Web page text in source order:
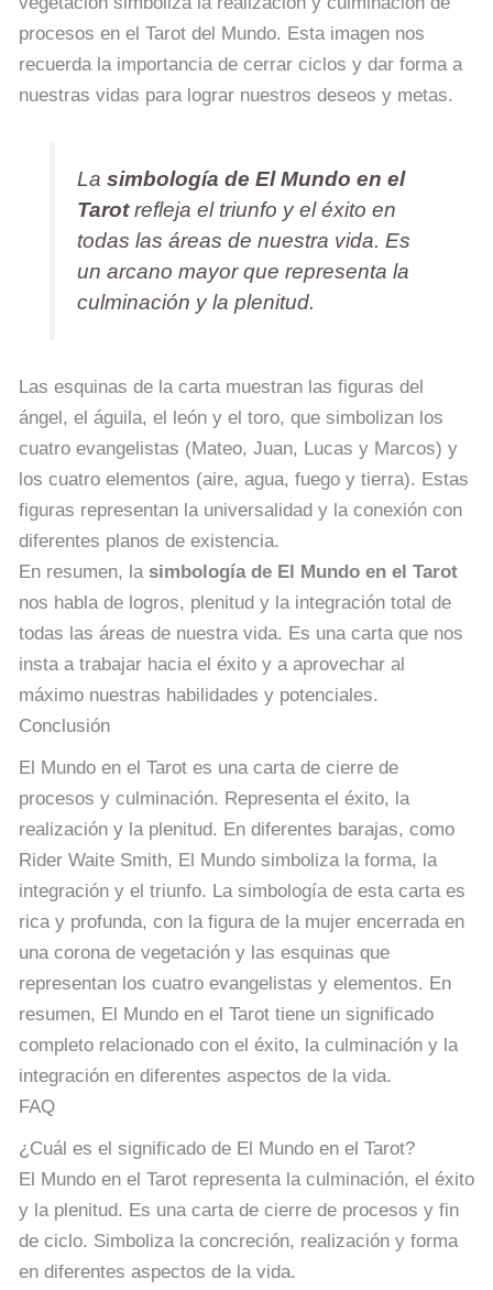
procesos en el Tarot del Mundo. Esta imagen nos
recuerda la importancia de cerrar ciclos y dar forma a
nuestras vidas para lograr nuestros deseos y metas.
Lasimbología de El Mundo en el
Tarotrefleja el triunfo y el éxito en
todas las áreas de nuestra vida. Es
un arcano mayor que representa la
culminación y la plenitud.
Las esquinas de la carta muestran las figuras del
ángel, el águila, el león y el toro, que simbolizan los
cuatro evangelistas (Mateo, Juan, Lucas y Marcos) y
los cuatro elementos (aire, agua, fuego y tierra). Estas
figuras representan la universalidad y la conexión con
diferentes planos de existencia.
En resumen, la simbología de El Mundo en el Tarot
nos habla de logros, plenitud y la integración total de
todas las áreas de nuestra vida. Es una carta que nos
insta a trabajar hacia el éxito y a aprovechar al
máximo nuestras habilidades y potenciales.
Conclusión
El Mundo en el Tarot es una carta de cierre de
procesos y culminación. Representa el éxito, la
realización y la plenitud. En diferentes barajas, como
Rider Waite Smith, El Mundo simboliza la forma, la
integración y el triunfo. La simbología de esta carta es
rica y profunda, con la figura de la mujer encerrada en
una corona de vegetación y las esquinas que
representan los cuatro evangelistas y elementos. En
resumen, El Mundo en el Tarot tiene un significado
completo relacionado con el éxito, la culminación y la
integración en diferentes aspectos de la vida.
FAQ
¿Cuál es el significado de El Mundo en el Tarot?
El Mundo en el Tarot representa la culminación, el éxito
y la plenitud. Es una carta de cierre de procesos y fin
de ciclo. Simboliza la concreción, realización y forma
en diferentes aspectos de la vida.